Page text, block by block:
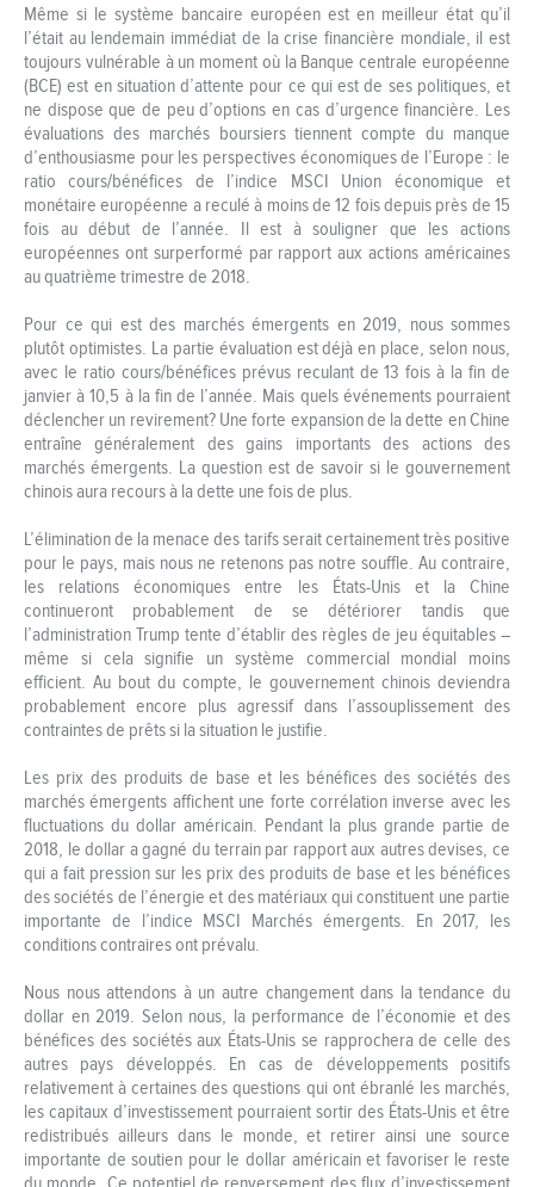
Même si le système bancaire européen est en meilleur état qu’il
l’était au lendemain immédiat de la crise financière mondiale, il est
toujours vulnérable à un moment où la Banque centrale européenne
(BCE) est en situation d’attente pour ce qui est de ses politiques, et
ne dispose que de peu d’options en cas d’urgence financière. Les
évaluations des marchés boursiers tiennent compte du manque
d’enthousiasme pour les perspectives économiques de l’Europe : le
ratio cours/bénéfices de l’indice MSCI Union économique et
monétaire européenne a reculé à moins de 12 fois depuis près de 15
fois au début de l’année. Il est à souligner que les actions
européennes ont surperformé par rapport aux actions américaines
au quatrième trimestre de 2018.
Pour ce qui est des marchés émergents en 2019, nous sommes
plutôt optimistes. La partie évaluation est déjà en place, selon nous,
avec le ratio cours/bénéfices prévus reculant de 13 fois à la fin de
janvier à 10,5 à la fin de l’année. Mais quels événements pourraient
déclencher un revirement? Une forte expansion de la dette en Chine
entraîne généralement des gains importants des actions des
marchés émergents. La question est de savoir si le gouvernement
chinois aura recours à la dette une fois de plus.
L’élimination de la menace des tarifs serait certainement très positive
pour le pays, mais nous ne retenons pas notre souffle. Au contraire,
les relations économiques entre les États-Unis et la Chine
continueront probablement de se détériorer tandis que
l’administration Trump tente d’établir des règles de jeu équitables –
même si cela signifie un système commercial mondial moins
efficient. Au bout du compte, le gouvernement chinois deviendra
probablement encore plus agressif dans l’assouplissement des
contraintes de prêts si la situation le justifie.
Les prix des produits de base et les bénéfices des sociétés des
marchés émergents affichent une forte corrélation inverse avec les
fluctuations du dollar américain. Pendant la plus grande partie de
2018, le dollar a gagné du terrain par rapport aux autres devises, ce
qui a fait pression sur les prix des produits de base et les bénéfices
des sociétés de l’énergie et des matériaux qui constituent une partie
importante de l’indice MSCI Marchés émergents. En 2017, les
conditions contraires ont prévalu.
Nous nous attendons à un autre changement dans la tendance du
dollar en 2019. Selon nous, la performance de l’économie et des
bénéfices des sociétés aux États-Unis se rapprochera de celle des
autres pays développés. En cas de développements positifs
relativement à certaines des questions qui ont ébranlé les marchés,
les capitaux d’investissement pourraient sortir des États-Unis et être
redistribués ailleurs dans le monde, et retirer ainsi une source
importante de soutien pour le dollar américain et favoriser le reste